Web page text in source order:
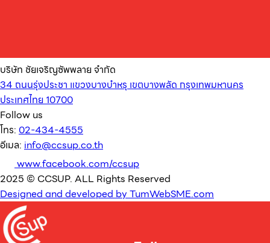
บริษัท ชัยเจริญซัพพลาย จำกัด
34 ถนนรุ่งประชา แขวงบางบำหรุ เขตบางพลัด กรุงเทพมหานคร
ประเทศไทย 10700
Follow us
โทร: 02-434-4555
อีเมล: info@ccsup.co.th
www.facebook.com/ccsup
2025 © CCSUP. ALL Rights Reserved
Designed and developed by TumWebSME.com